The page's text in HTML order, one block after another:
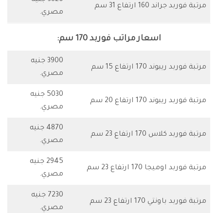
مرتبة فوربد جراند 160 ارتفاع 31 سم
مصري.
اسعار مراتب فوربد 170 سم:
مرتبة فوربد ريبوند 170 ارتفاع 15 سم
3900 جنيه
مصري.
مرتبة فوربد ريبوند 170 ارتفاع 20 سم
5030 جنيه
مصري.
مرتبة فوربد كلاس 170 ارتفاع 23 سم
4870 جنيه
مصري.
مرتبة فوربد اوميجا 170 ارتفاع 23 سم
2945 جنيه
مصري.
مرتبة فوربد باونتي 170 ارتفاع 23 سم
7230 جنيه
مصري.